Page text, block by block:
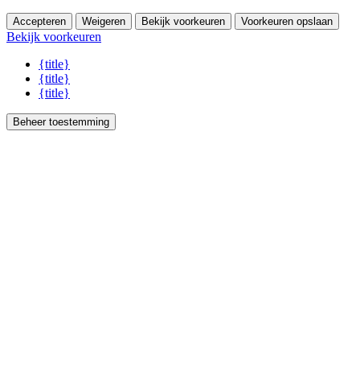
Accepteren Weigeren Bekijk voorkeuren Voorkeuren opslaan
Bekijk voorkeuren
{title}
{title}
{title}
Beheer toestemming